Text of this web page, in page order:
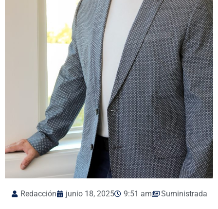
Redacción junio 18, 2025 9:51 am Suministrada